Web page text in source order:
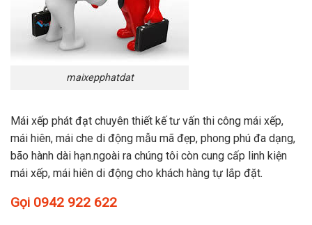
maixepphatdat
Mái xếp phát đạt chuyên thiết kế tư vấn thi công mái xếp,
mái hiên, mái che di động mẫu mã đẹp, phong phú đa dạng,
bão hành dài hạn.ngoài ra chúng tôi còn cung cấp linh kiện
mái xếp, mái hiên di động cho khách hàng tự lắp đặt.
Gọi 0942 922 622